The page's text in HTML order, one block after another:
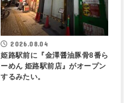
2026.08.04
姫路駅前に『金澤醤油豚骨8番ら
ーめん 姫路駅前店』がオープン
するみたい。